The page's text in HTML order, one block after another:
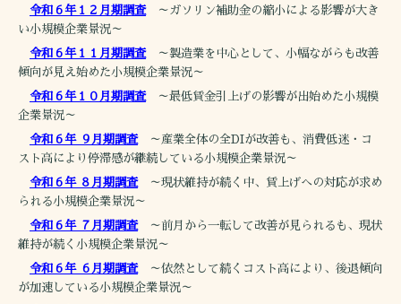
令和６年１２月期調査～ガソリン補助金の縮小による影響が大き
い小規模企業景況～
令和６年１１月期調査～製造業を中心として、小幅ながらも改善
傾向が見え始めた小規模企業景況～
令和６年１０月期調査～最低賃金引上げの影響が出始めた小規模
企業景況～
令和６年 ９月期調査～産業全体の全DIが改善も、消費低迷・コ
スト高により停滞感が継続している小規模企業景況～
令和６年 ８月期調査
～現状維持が続く中、賃上げへの対応が求め
られる小規模企業景況～
令和６年 ７月期調査～前月から一転して改善が見られるも、現状
維持が続く小規模企業景況～
令和６年 ６月期調査～依然として続くコスト高により、後退傾向
が加速している小規模企業景況～